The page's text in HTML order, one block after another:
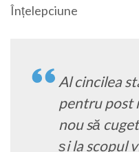
Înțelepciune
Al cincilea
pentru post
nou să
și la scopul